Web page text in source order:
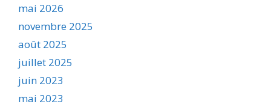
mai 2026
novembre 2025
août 2025
juillet 2025
juin 2023
mai 2023